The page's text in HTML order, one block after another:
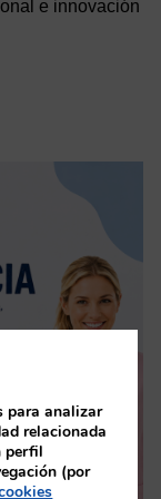
e innovación
para analizar
relacionada
perfil
(por